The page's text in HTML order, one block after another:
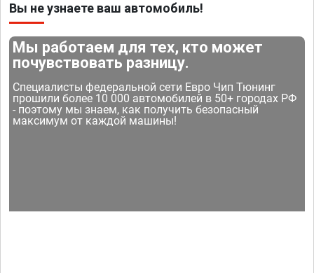
Вы не узнаете ваш автомобиль!
Мы работаем для тех, кто может
почувствовать разницу.
Специалисты федеральной сети Евро Чип Тюнинг
прошили более 10 000 автомобилей в 50+ городах РФ
- поэтому мы знаем, как получить безопасный
максимум от каждой машины!